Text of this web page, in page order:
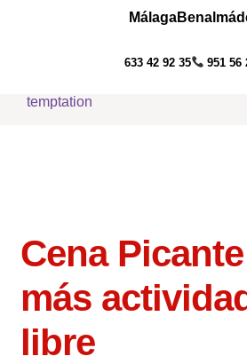
Málaga
633 42 92 35 951 56
la
contenido
Actividades al
Servicios
Cena
más
libre